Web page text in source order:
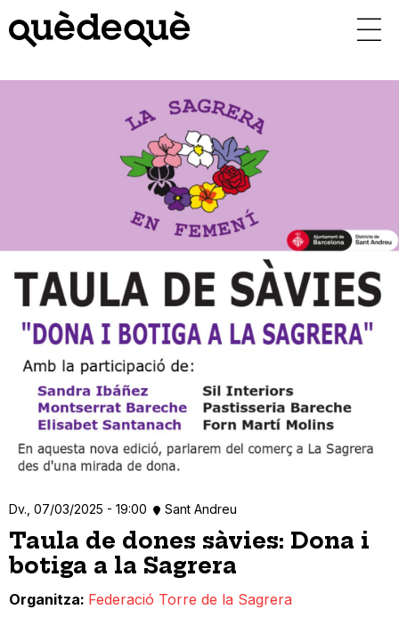
contingut
Dv., 07/03/2025 - 19:00 Sant Andreu
Taula de dones sàvies: Dona i
botiga a la Sagrera
Organitza Federació Torre de la Sagrera